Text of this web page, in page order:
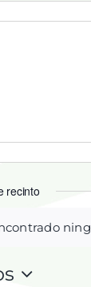
recinto